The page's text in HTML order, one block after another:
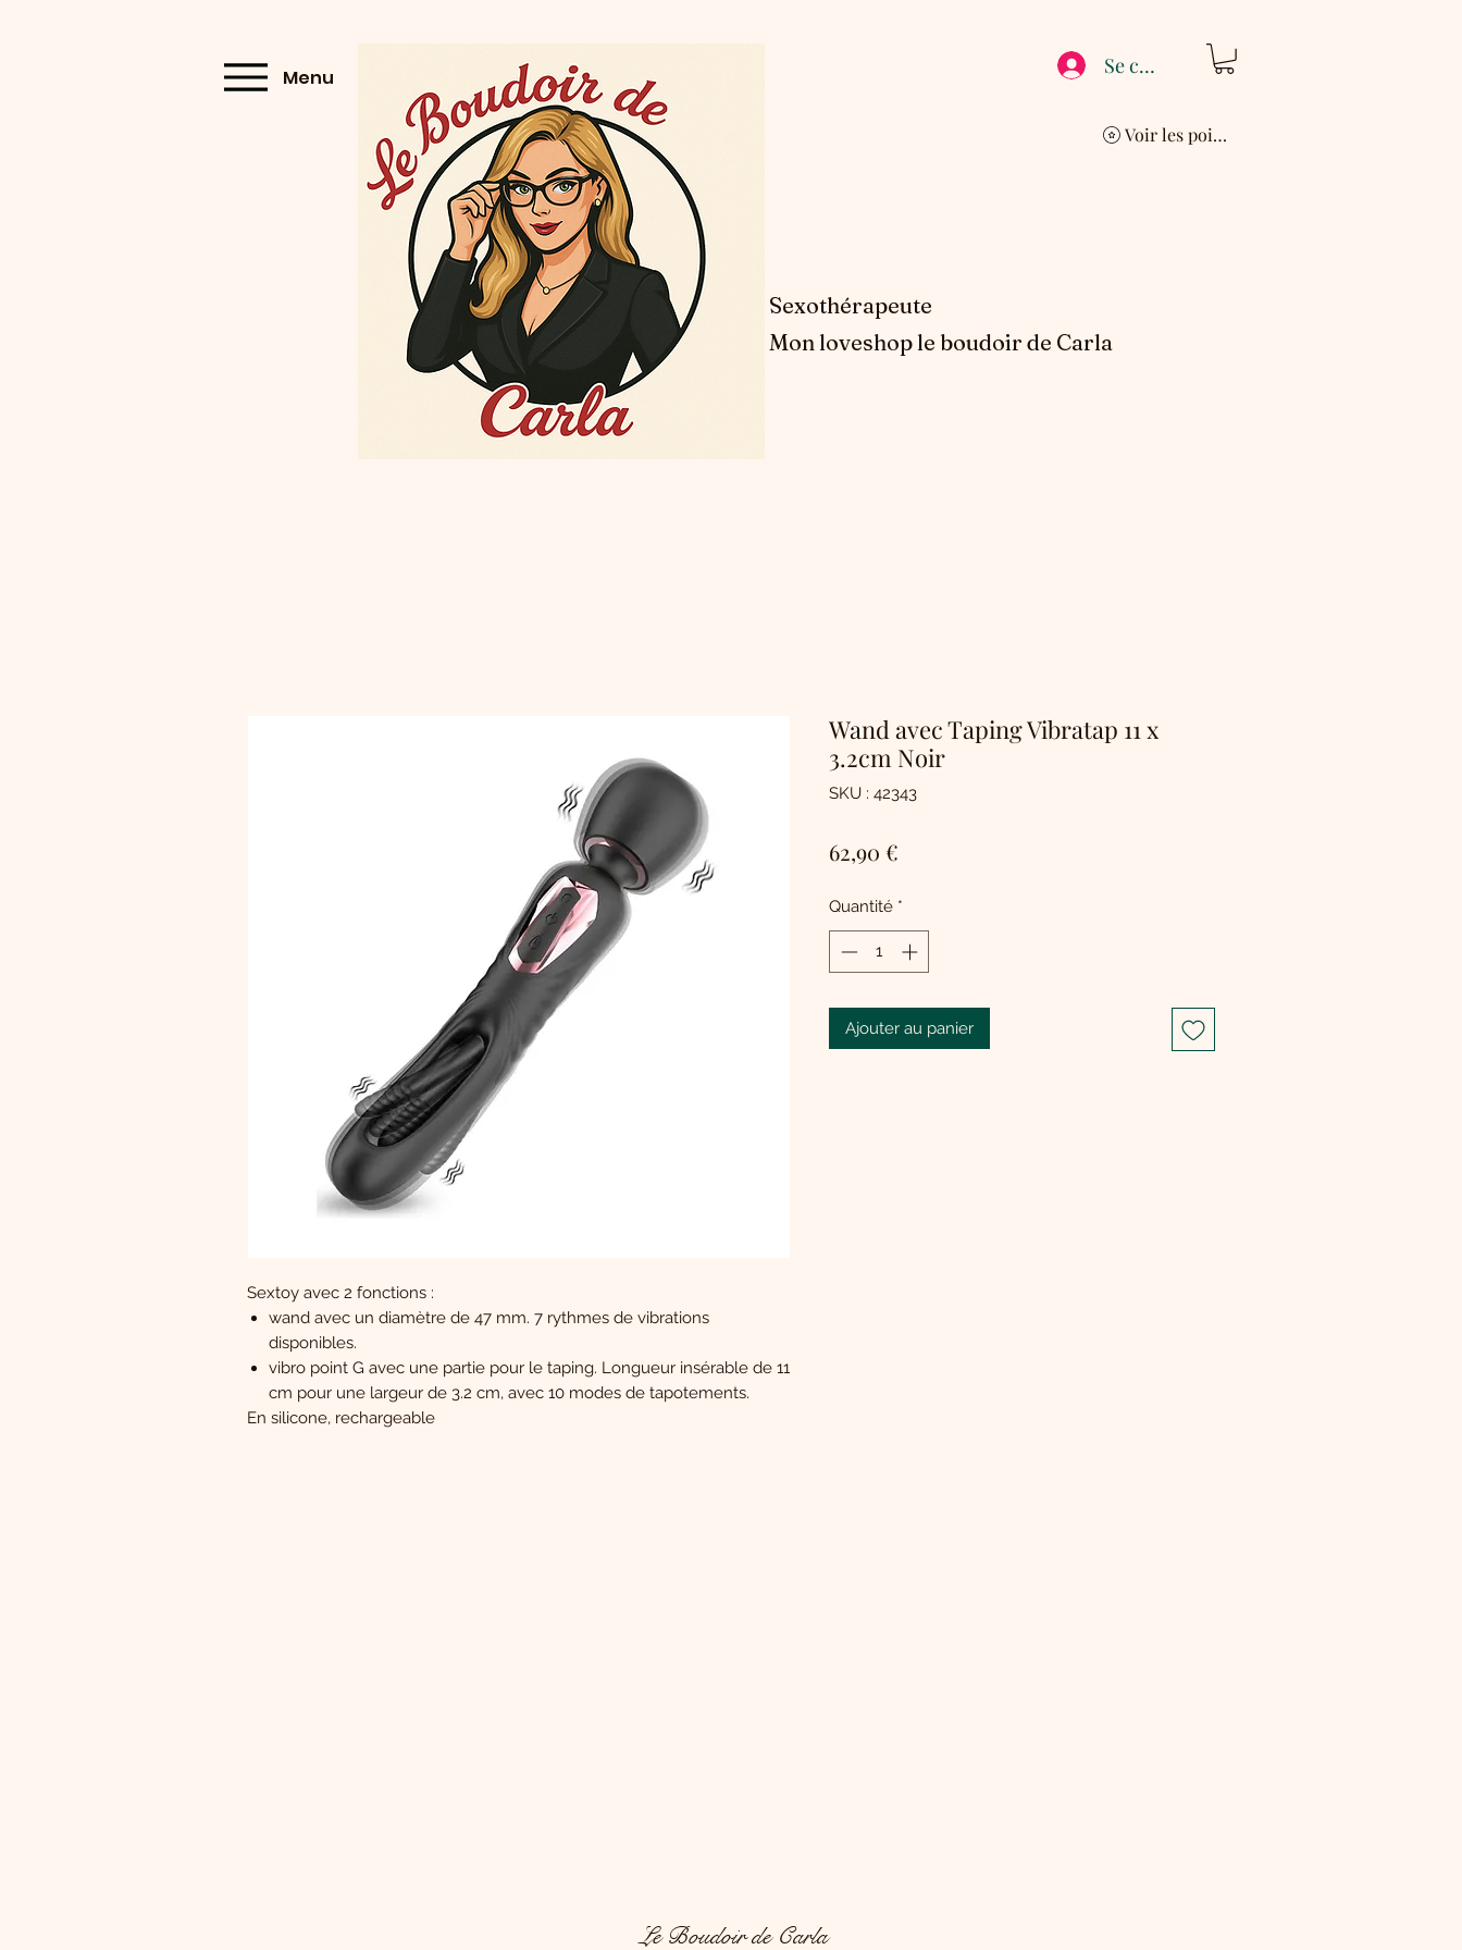
Menu
Menu Se connecter
Sexothérapeute
Mon loveshop le boudoir de Carla
Voir les points
Sextoy avec 2 fonctions :
wand avec un diamètre de 47 mm. 7 rythmes de vibrations
disponibles.
vibro point G avec une partie pour le taping. Longueur insérable de 11
cm pour une largeur de 3.2 cm, avec 10 modes de tapotements.
En silicone, rechargeable
Wand avec Taping Vibratap 11 x
3.2cm Noir
SKU : 42343
62,90 €
Quantité *
Ajouter au panier
Le Boudoir de Carla